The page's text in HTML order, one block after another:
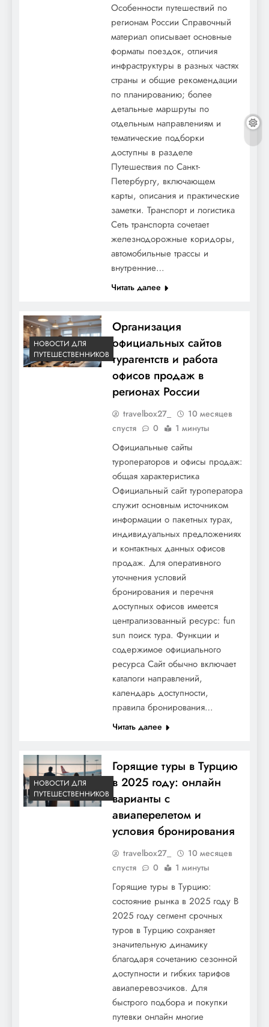
Особенности путешествий по
регионам России Справочный
материал описывает основные
форматы поездок, отличия
инфраструктуры в разных частях
страны и общие рекомендации
по планированию; более
детальные маршруты по
отдельным направлениям и
тематические подборки
доступны в разделе
Путешествия по Санкт-
Петербургу, включающем
карты, описания и практические
заметки. Транспорт и логистика
Сеть транспорта сочетает
железнодорожные коридоры,
автомобильные трассы и
внутренние…
Читать далее
НОВОСТИ ДЛЯ
ПУТЕШЕСТВЕННИКОВ
Организация
официальных сайтов
турагентств и работа
офисов продаж в
регионах России
travelbox27_
10 месяцев
спустя
0 1 минуты
Официальные сайты
туроператоров и офисы продаж:
общая характеристика
Официальный сайт туроператора
служит основным источником
информации о пакетных турах,
индивидуальных предложениях
и контактных данных офисов
продаж. Для оперативного
уточнения условий
бронирования и перечня
доступных офисов имеется
централизованный ресурс: fun
sun поиск тура. Функции и
содержимое официального
ресурса Сайт обычно включает
каталоги направлений,
календарь доступности,
правила бронирования…
Читать далее
НОВОСТИ ДЛЯ
ПУТЕШЕСТВЕННИКОВ
Горящие туры в Турцию
в 2025 году: онлайн
варианты с
авиаперелетом и
условия бронирования
travelbox27_
10 месяцев
спустя
0 1 минуты
Горящие туры в Турцию:
состояние рынка в 2025 году В
2025 году сегмент срочных
туров в Турцию сохраняет
значительную динамику
благодаря сочетанию сезонной
доступности и гибких тарифов
авиаперевозчиков. Для
быстрого подбора и покупки
путевки онлайн многие